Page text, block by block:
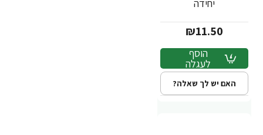
יחידה
₪11.50
הוסף
לעגלה
האם יש לך שאלה?